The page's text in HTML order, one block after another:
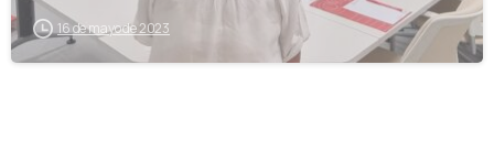
16 de mayo de 2023